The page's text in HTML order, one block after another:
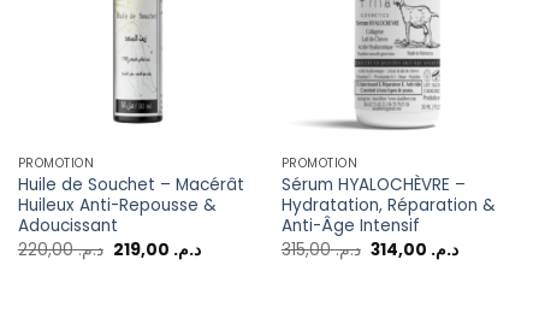
PROMOTION
Huile de Souchet – Macérât
Huileux Anti-Repousse &
Adoucissant
د.م.220,00 د.م.
PROMOTION
Sérum HYALOCHÈVRE –
Hydratation, Réparation &
Anti-Âge Intensif
د.م.315,00 د.م.